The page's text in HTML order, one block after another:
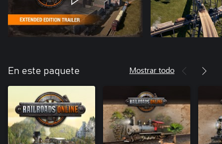
En este paquete Mostrar todo